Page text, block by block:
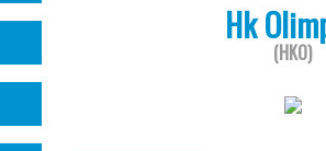
Hk
(HKO)